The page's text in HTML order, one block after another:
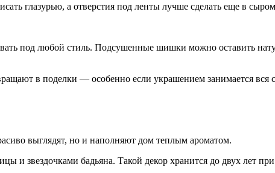
глазурью, а отверстия под ленты лучше сделать еще в
под любой стиль. Подсушенные шишки можно оставить
в поделки — особенно если украшением занимается вся
выглядят, но и наполняют дом теплым ароматом.
и звездочками бадьяна. Такой декор хранится до двух лет